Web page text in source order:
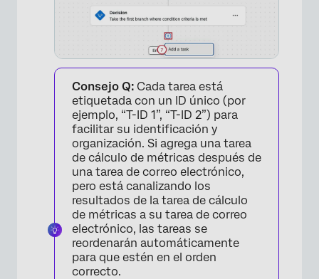
Consejo Q: Cada tarea está
etiquetada con un ID único (por
ejemplo, “T-ID 1”, “T-ID 2”) para
facilitar su identificación y
organización. Si agrega una tarea
de cálculo de métricas después de
una tarea de correo electrónico,
pero está canalizando los
resultados de la tarea de cálculo
de métricas a su tarea de correo
electrónico, las tareas se
reordenarán automáticamente
para que estén en el orden
correcto.